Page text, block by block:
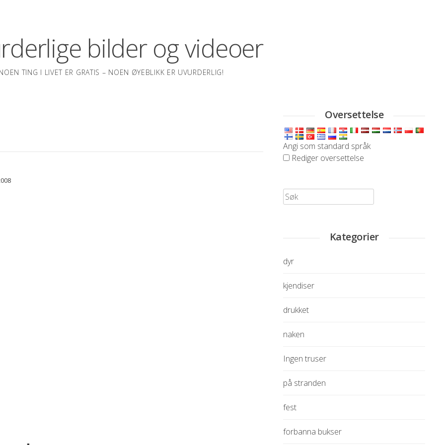
bilder og videoer
TING I LIVET ER GRATIS – NOEN ØYEBLIKK ER UVURDERLIG!
Oversettelse
Angi som standard språk
Rediger oversettelse
Søk
etter:
Kategorier
dyr
kjendiser
drukket
naken
Ingen truser
på stranden
fest
forbanna bukser